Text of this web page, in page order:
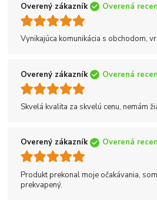
Overený zákazník Overená
Vynikajúca komunikácia s obchodom,
Overený zákazník Overená
Skvelá kvalita za skvelú cenu, nemám
Overený zákazník Overená
Produkt prekonal moje očakávania,
prekvapený.